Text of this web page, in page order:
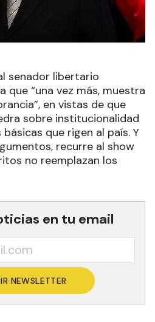
senador libertario
que “una vez más, muestra
en vistas de que
sobre institucionalidad
que rigen al país. Y
recurre al show
no reemplazan los
en tu email
NEWSLETTER